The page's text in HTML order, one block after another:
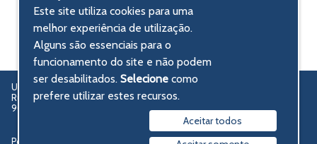
UFCSPA – Universidade Federal de Ciências da Saúde de Porto Alegre
Rua Sarmento Leite, 245 - Centro Histórico
90050-170 Porto Alegre, RS, Brasil
Política de privacidade
Este site utiliza cookies para uma
melhor experiência de utilização.
Alguns são essenciais para o
funcionamento do site e não podem
ser desabilitados.Selecionecomo
prefere utilizar estes recursos.
Aceitar todos